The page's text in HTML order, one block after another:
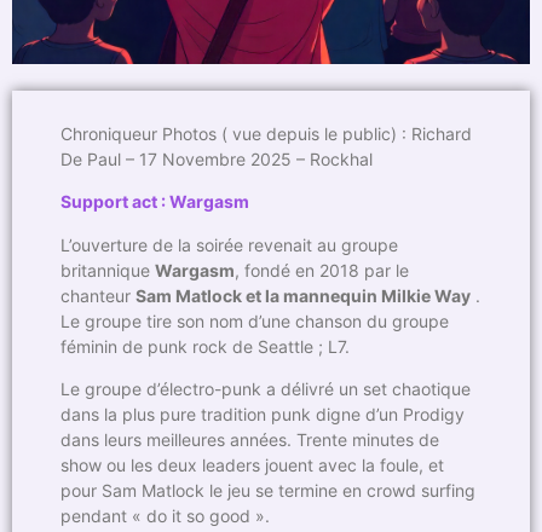
Chroniqueur Photos ( vue depuis le public) : Richard
De Paul – 17 Novembre 2025 – Rockhal
Support act : Wargasm
L’ouverture de la soirée revenait au groupe
britannique Wargasm, fondé en 2018 par le
chanteur Sam Matlock et la mannequin Milkie Way .
Le groupe tire son nom d’une chanson du groupe
féminin de punk rock de Seattle ; L7.
Le groupe d’électro-punk a délivré un set chaotique
dans la plus pure tradition punk digne d’un Prodigy
dans leurs meilleures années. Trente minutes de
show ou les deux leaders jouent avec la foule, et
pour Sam Matlock le jeu se termine en crowd surfing
pendant « do it so good ».